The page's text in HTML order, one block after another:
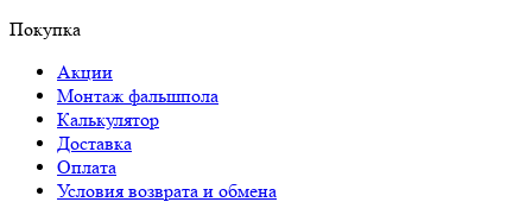
Покупка
Акции
Монтаж фальшпола
Калькулятор
Доставка
Оплата
Условия возврата и обмена